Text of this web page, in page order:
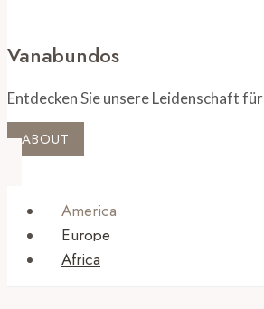
Vanabundos
Entdecken Sie unsere Leidenschaft
ABOUT
America
Europe
Africa